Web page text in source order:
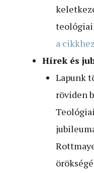
a cikkhez
Hírek és
Lapunk
röviden